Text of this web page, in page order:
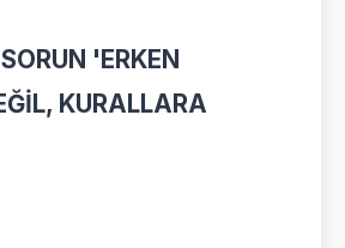
'ERKEN
KURALLARA